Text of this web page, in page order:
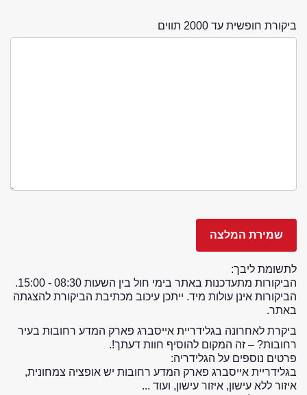
ביקורת חופשית עד 2000 תווים
לתשומת ליבך:
הביקורות מתעדכנות באתר בימי חול בין השעות 08:30 - 15:00.
הביקורות אינן עולות מיד. ייתכן עיכוב מכתיבת הביקורת להצגתה
באתר.
ביקרת לאחרונה בגלידריית אייסברג פארק המדע רחובות בעיר
רחובות? – זה המקום להוסיף חוות דעתך!.
פרטים נוספים על הגלידריה:
בגלידריית אייסברג פארק המדע רחובות יש אופציה צמחונית,
איזור ללא עישון, איזור עישון, ועוד ...